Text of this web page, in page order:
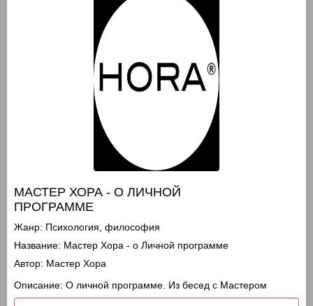
МАСТЕР ХОРА - О ЛИЧНОЙ
ПРОГРАММЕ
Жанр: Психология, философия
Название: Мастер Хора - о Личной программе
Автор: Мастер Хора
Описание: О личной программе. Из бесед с Мастером